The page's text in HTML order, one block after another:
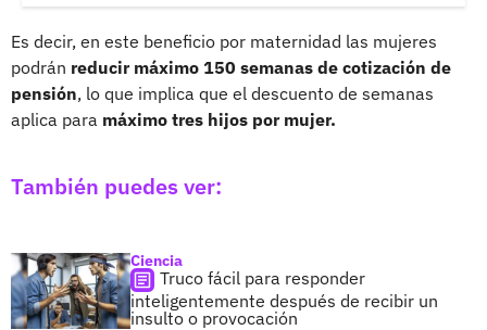
Es decir, en este beneficio por maternidad las mujeres
podrán reducir máximo 150 semanas de cotización de
pensión, lo que implica que el descuento de semanas
aplica para máximo tres hijos por mujer.
También puedes ver:
Ciencia
Truco fácil para responder
inteligentemente después de recibir un
insulto o provocación